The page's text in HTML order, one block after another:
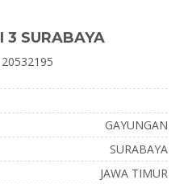
3 SURABAYA
GAYUNGAN
SURABAYA
JAWA TIMUR